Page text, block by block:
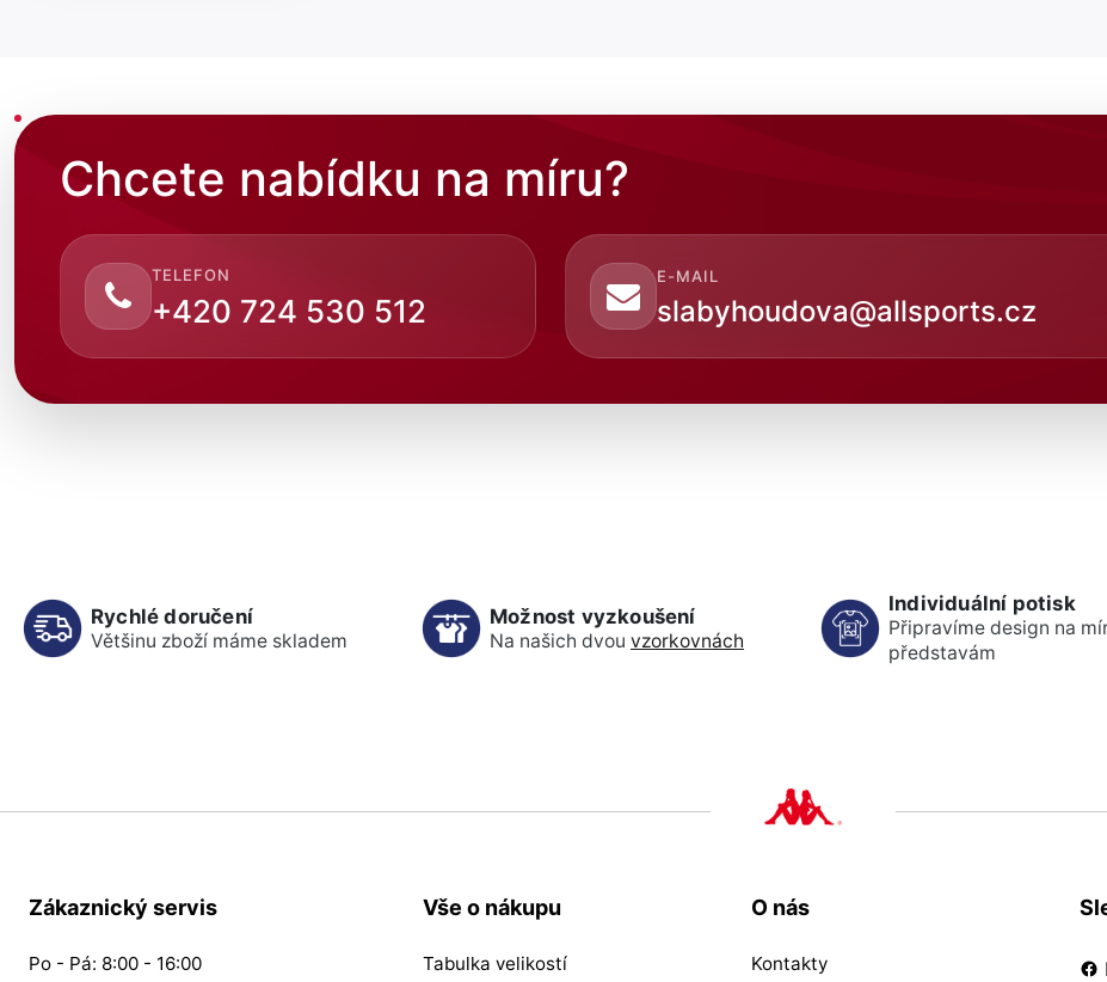
Chcete nabídku na míru?
TELEFON
+420 724 530 512
E-MAIL
slabyhoudova@allsports.cz
Rychlé doručení
Většinu zboží máme skladem
Možnost vyzkoušení
Na našich dvou vzorkovnách
Individuální potisk
Připravíme design na
představám
Zákaznický servis
Po - Pá: 8:00 - 16:00
Vše o nákupu
Tabulka velikostí
O nás
Kontakty